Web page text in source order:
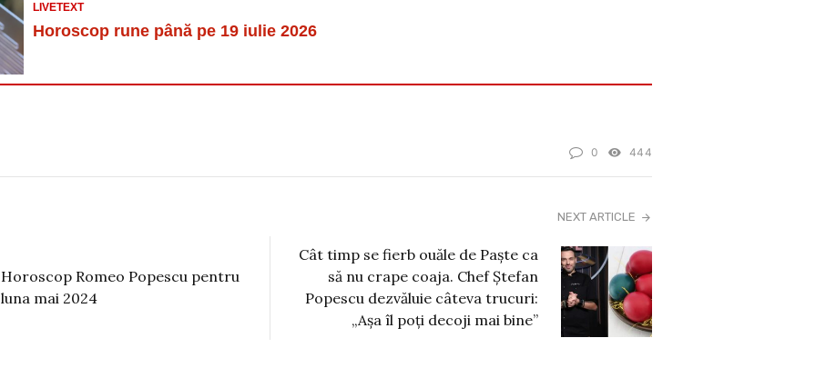
LIVETEXT
Horoscop rune până pe 19 iulie 2026
0 444
Horoscop Romeo Popescu pentru
luna mai 2024
NEXT ARTICLE
Cât timp se fierb ouăle de Paște ca
să nu crape coaja. Chef Ștefan
Popescu dezvăluie câteva trucuri:
„Așa îl poți decoji mai bine”